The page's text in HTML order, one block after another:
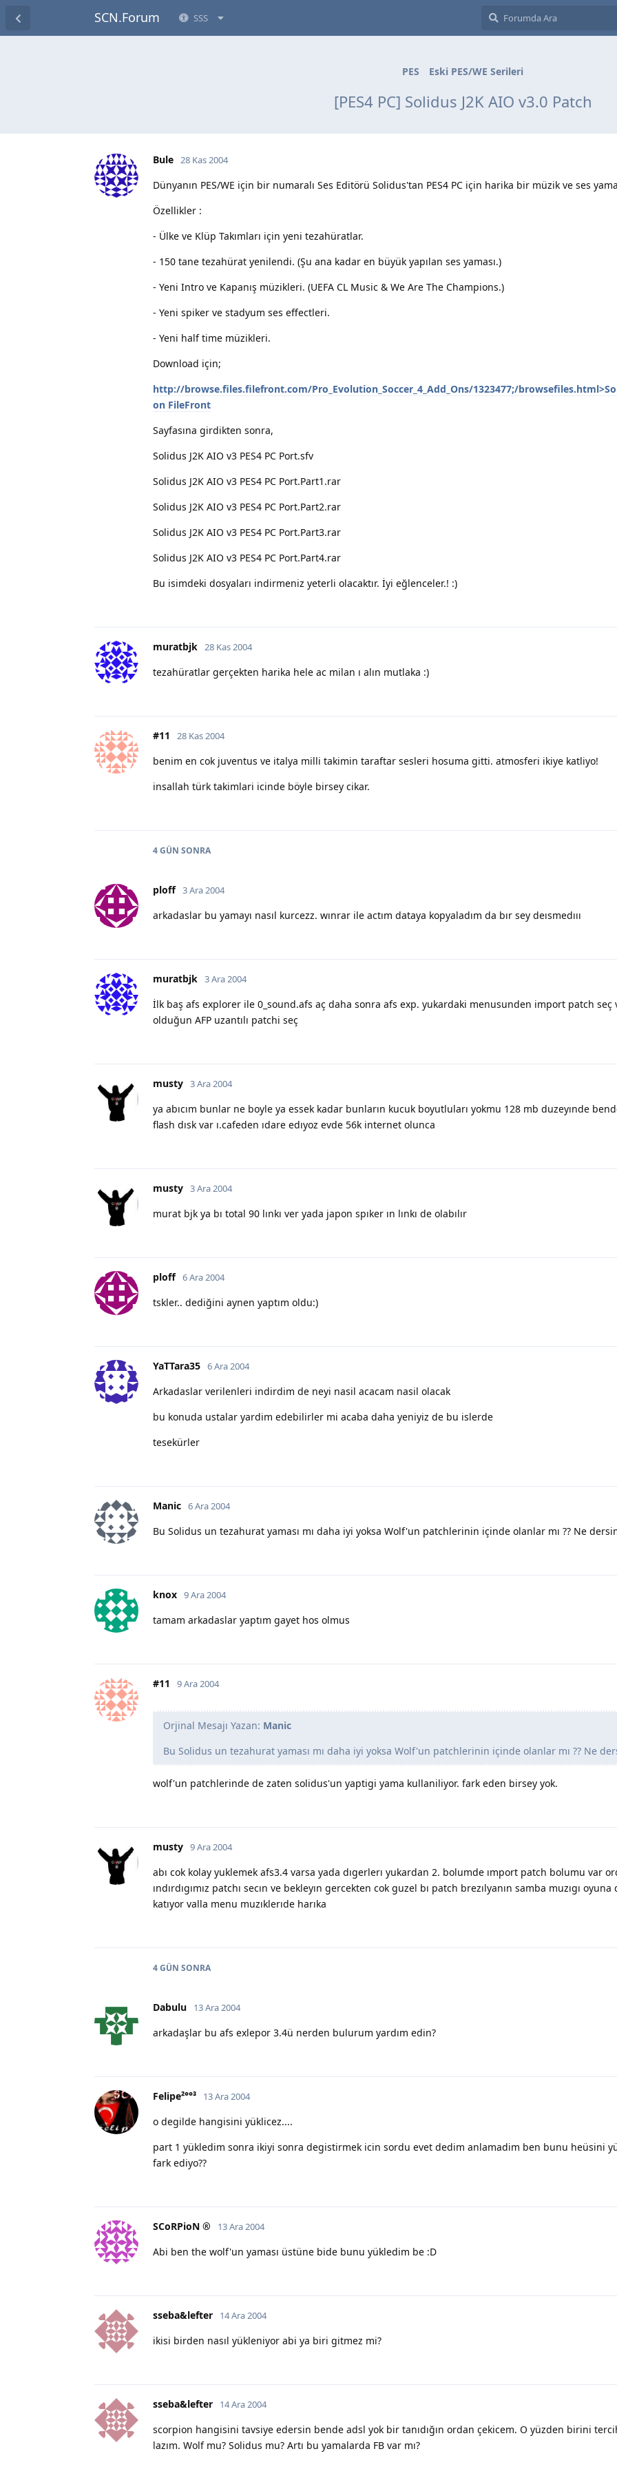
SCN.Forum SSS
PES Eski PES/WE Serileri
[PES4 PC] Solidus J2K AIO v3.0 Patch
Bule 28 Kas 2004
Dünyanın PES/WE için bir numaralı Ses Editörü Solidus'tan PES4 PC için harika bir müzik ve ses
Özellikler :
- Ülke ve Klüp Takımları için yeni tezahüratlar.
- 150 tane tezahürat yenilendi. (Şu ana kadar en büyük yapılan ses yaması.)
- Yeni Intro ve Kapanış müzikleri. (UEFA CL Music & We Are The Champions.)
- Yeni spiker ve stadyum ses effectleri.
- Yeni half time müzikleri.
Download için;
http://browse.files.filefront.com/Pro_Evolution_Soccer_4_Add_Ons/1323477;/
on FileFront
Sayfasına girdikten sonra,
Solidus J2K AIO v3 PES4 PC Port.sfv
Solidus J2K AIO v3 PES4 PC Port.Part1.rar
Solidus J2K AIO v3 PES4 PC Port.Part2.rar
Solidus J2K AIO v3 PES4 PC Port.Part3.rar
Solidus J2K AIO v3 PES4 PC Port.Part4.rar
Bu isimdeki dosyaları indirmeniz yeterli olacaktır. İyi eğlenceler.! :)
muratbjk 28 Kas 2004
tezahüratlar gerçekten harika hele ac milan ı alın mutlaka :)
#11 28 Kas 2004
benim en cok juventus ve italya milli takimin taraftar sesleri hosuma gitti. atmosferi ikiye katliyo!
insallah türk takimlari icinde böyle birsey cikar.
4 GÜN SONRA
ploff 3 Ara 2004
arkadaslar bu yamayı nasıl kurcezz. wınrar ile actım dataya kopyaladım da bır sey deısmedııı
muratbjk 3 Ara 2004
İlk baş afs explorer ile 0_sound.afs aç daha sonra afs exp. yukardaki menusunden import patch seç
olduğun AFP uzantılı patchi seç
musty 3 Ara 2004
ya abıcım bunlar ne boyle ya essek kadar bunların kucuk boyutluları yokmu 128 mb duzeyınde
flash dısk var ı.cafeden ıdare edıyoz evde 56k internet olunca
musty 3 Ara 2004
murat bjk ya bı total 90 lınkı ver yada japon spıker ın lınkı de olabılır
ploff 6 Ara 2004
tskler.. dediğini aynen yaptım oldu:)
YaTTara35 6 Ara 2004
Arkadaslar verilenleri indirdim de neyi nasil acacam nasil olacak
bu konuda ustalar yardim edebilirler mi acaba daha yeniyiz de bu islerde
tesekürler
Manic 6 Ara 2004
Bu Solidus un tezahurat yaması mı daha iyi yoksa Wolf'un patchlerinin içinde olanlar mı ?? Ne
knox 9 Ara 2004
tamam arkadaslar yaptım gayet hos olmus
#11 9 Ara 2004
Orjinal Mesajı Yazan: Manic
Bu Solidus un tezahurat yaması mı daha iyi yoksa Wolf'un patchlerinin içinde olanlar mı ?? Ne
wolf'un patchlerinde de zaten solidus'un yaptigi yama kullaniliyor. fark eden birsey yok.
musty 9 Ara 2004
abı cok kolay yuklemek afs3.4 varsa yada dıgerlerı yukardan 2. bolumde ımport patch bolumu var
ındırdıgımız patchı secın ve bekleyın gercekten cok guzel bı patch brezılyanın samba muzıgı oyuna
katıyor valla menu muzıklerıde harıka
4 GÜN SONRA
Dabulu 13 Ara 2004
arkadaşlar bu afs exlepor 3.4ü nerden bulurum yardım edin?
Felipe²°°³ 13 Ara 2004
o degilde hangisini yüklicez....
part 1 yükledim sonra ikiyi sonra degistirmek icin sordu evet dedim anlamadim ben bunu heüsini
fark ediyo??
SCoRPioN ® 13 Ara 2004
Abi ben the wolf'un yaması üstüne bide bunu yükledim be :D
sseba&lefter 14 Ara 2004
ikisi birden nasıl yükleniyor abi ya biri gitmez mi?
sseba&lefter 14 Ara 2004
scorpion hangisini tavsiye edersin bende adsl yok bir tanıdığın ordan çekicem. O yüzden birini
lazım. Wolf mu? Solidus mu? Artı bu yamalarda FB var mı?